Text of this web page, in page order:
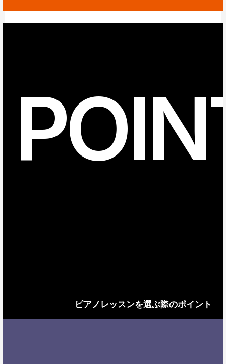
ピアノレッスンを選ぶ際のポイント